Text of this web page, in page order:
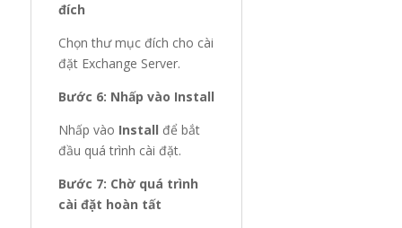
đích
Chọn thư mục đích cho cài
đặt Exchange Server.
Bước 6: Nhấp vào Install
Nhấp vào Install để bắt
đầu quá trình cài đặt.
Bước 7: Chờ quá trình
cài đặt hoàn tất